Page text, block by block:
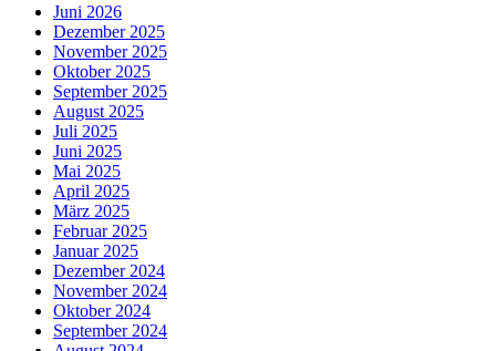
Juni 2026
Dezember 2025
November 2025
Oktober 2025
September 2025
August 2025
Juli 2025
Juni 2025
Mai 2025
April 2025
März 2025
Februar 2025
Januar 2025
Dezember 2024
November 2024
Oktober 2024
September 2024